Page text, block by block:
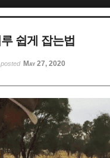
쉽게 잡는법
posted May 27, 2020
스케치북5
스케치북5